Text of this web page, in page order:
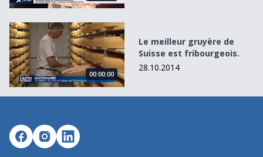
Le meilleur gruyère de Suisse est fribourgeois.
00:00:00
Le meilleur gruyère de
Suisse est fribourgeois.
28.10.2014